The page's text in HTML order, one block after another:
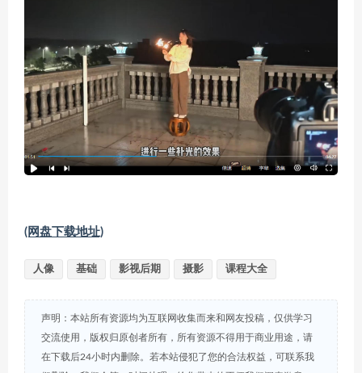
(网盘下载地址)
人像 基础 影视后期 摄影 课程大全
声明：本站所有资源均为互联网收集而来和网友投稿，仅供学习
交流使用，版权归原创者所有，所有资源不得用于商业用途，请
在下载后24小时内删除。若本站侵犯了您的合法权益，可联系我